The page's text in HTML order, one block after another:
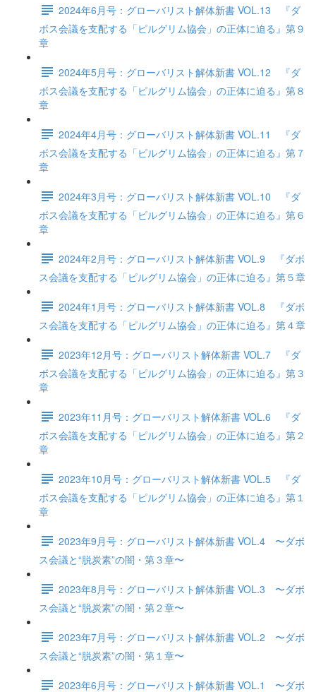
2024年6月号：グローバリスト解体新書 VOL.13 『ダ
ボス会議を支配する「ピルグリム協会」の正体に迫る』第９
章
2024年5月号：グローバリスト解体新書 VOL.12 『ダ
ボス会議を支配する「ピルグリム協会」の正体に迫る』第８
章
2024年4月号：グローバリスト解体新書 VOL.11 『ダ
ボス会議を支配する「ピルグリム協会」の正体に迫る』第７
章
2024年3月号：グローバリスト解体新書 VOL.10 『ダ
ボス会議を支配する「ピルグリム協会」の正体に迫る』第６
章
2024年2月号：グローバリスト解体新書 VOL.9 『ダボ
ス会議を支配する「ピルグリム協会」の正体に迫る』第５章
2024年1月号：グローバリスト解体新書 VOL.8 『ダボ
ス会議を支配する「ピルグリム協会」の正体に迫る』第４章
2023年12月号：グローバリスト解体新書 VOL.7 『ダ
ボス会議を支配する「ピルグリム協会」の正体に迫る』第３
章
2023年11月号：グローバリスト解体新書 VOL.6 『ダ
ボス会議を支配する「ピルグリム協会」の正体に迫る』第２
章
2023年10月号：グローバリスト解体新書 VOL.5 『ダ
ボス会議を支配する「ピルグリム協会」の正体に迫る』第１
章
2023年9月号：グローバリスト解体新書 VOL.4 〜ダボ
ス会議と“脱炭素”の闇・第３章〜
2023年8月号：グローバリスト解体新書 VOL.3 〜ダボ
ス会議と“脱炭素”の闇・第２章〜
2023年7月号：グローバリスト解体新書 VOL.2 〜ダボ
ス会議と“脱炭素”の闇・第１章〜
2023年6月号：グローバリスト解体新書 VOL.1 〜ダボ